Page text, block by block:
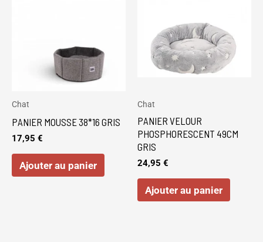
Chat
PANIER MOUSSE 38*16 GRIS
17,95 €
Ajouter au panier
Chat
PANIER VELOUR
PHOSPHORESCENT 49CM
GRIS
24,95 €
Ajouter au panier